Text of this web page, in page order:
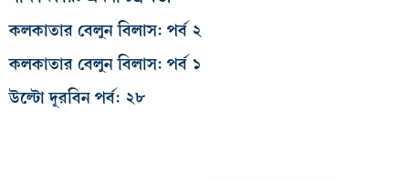
কলকাতার বেলুন বিলাস: পর্ব ২
কলকাতার বেলুন বিলাস: পর্ব ১
উল্টো দূরবিন পর্ব: ২৮